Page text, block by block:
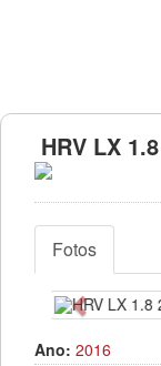
HRV LX
Fotos
Anterior
Ano: 2016